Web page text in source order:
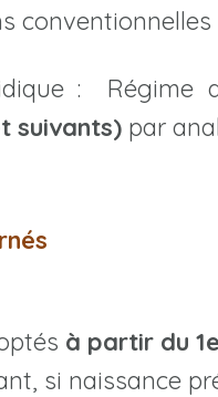
: Régime
suivants) par
à partir du
si naissance